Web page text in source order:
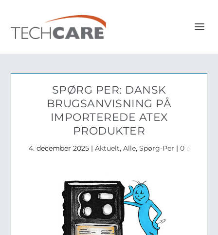
SPØRG PER: DANSK
BRUGSANVISNING PÅ
IMPORTEREDE ATEX
PRODUKTER
4. december 2025| Aktuelt, Alle, Spørg-Per | 0